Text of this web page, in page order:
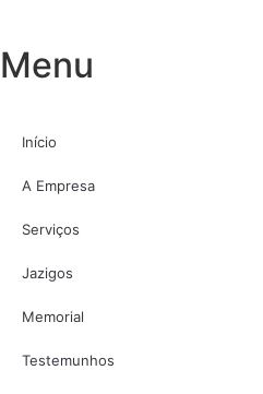
Menu
Início
A Empresa
Serviços
Jazigos
Memorial
Testemunhos